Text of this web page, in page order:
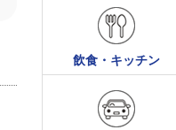
飲食・キッチン